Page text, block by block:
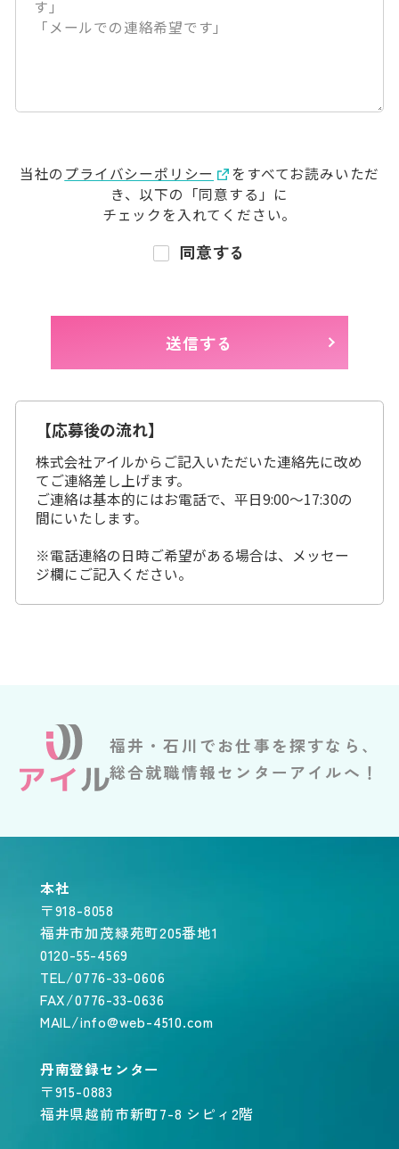
当社の プライバシーポリシー
をすべてお読みいただ
き、 以下の「同意する」に
チェックを入れてください。
同意する
【応募後の流れ】
株式会社アイルからご記入いただいた連絡先に改め
てご連絡差し上げます。
ご連絡は基本的にはお電話で、平日9:00～17:30の
間にいたします。
※電話連絡の日時ご希望がある場合は、メッセー
ジ欄にご記入ください。
福井・石川でお仕事を探すなら、
総合就職情報センターアイルへ！
本社
〒918-8058
福井市加茂緑苑町205番地1
0120-55-4569
TEL/0776-33-0606
FAX/0776-33-0636
MAIL/info@web-4510.com
丹南登録センター
〒915-0883
福井県越前市新町7-8 シピィ2階